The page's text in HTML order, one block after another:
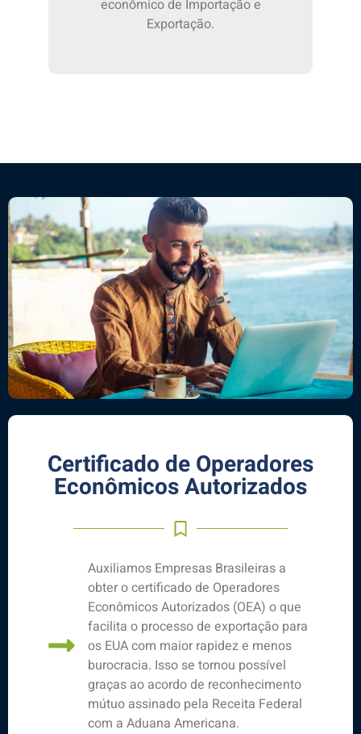
econômico de Importação e
Exportação.
Certificado de Operadores
Econômicos Autorizados
Auxiliamos Empresas Brasileiras a
obter o certificado de Operadores
Econômicos Autorizados (OEA) o que
facilita o processo de exportação para
os EUA com maior rapidez e menos
burocracia. Isso se tornou possível
graças ao acordo de reconhecimento
mútuo assinado pela Receita Federal
com a Aduana Americana.